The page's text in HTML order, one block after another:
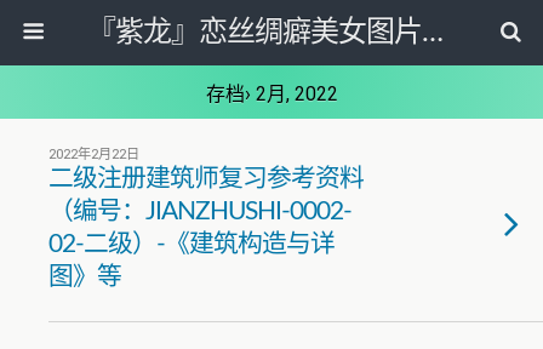
『紫龙』恋丝绸癖美女图片套图写真网
存档› 2月, 2022
2022年2月22日
二级注册建筑师复习参考资料
（编号：JIANZHUSHI-0002-
02-二级）-《建筑构造与详
图》等